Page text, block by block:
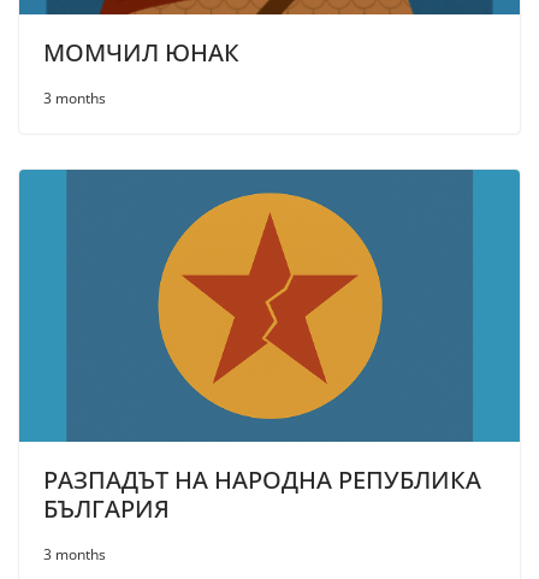
МОМЧИЛ ЮНАК
3 months
РАЗПАДЪТ НА НАРОДНА РЕПУБЛИКА
БЪЛГАРИЯ
3 months